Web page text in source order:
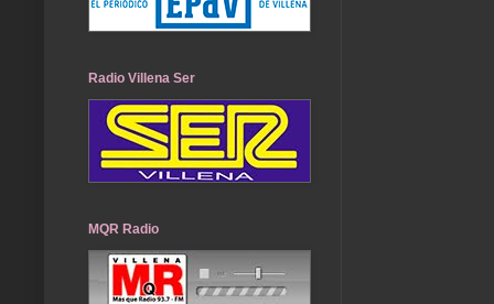
Radio Villena Ser
MQR Radio